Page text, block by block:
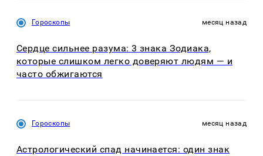
Гороскопы месяц назад
Сердце сильнее разума: 3 знака Зодиака,
которые слишком легко доверяют людям — и
часто обжигаются
Гороскопы месяц назад
Астрологический спад начинается: один знак